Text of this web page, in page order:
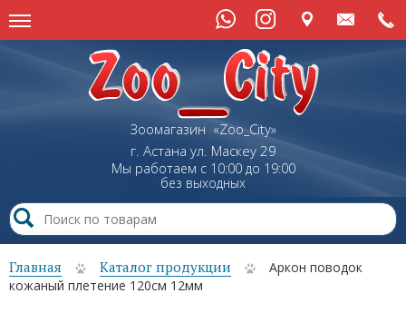
Зоомагазин «Zoo_City»
г. Астана ул. Маскеу29
Мы работаем с 10:00 до 19:00
без выходных
Главная Каталог продукции
Аркон поводок
кожаный плетение 120см 12мм